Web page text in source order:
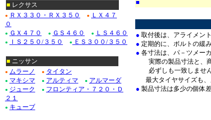
■
● 取付後は、アライメン
● 定期的に、ボルトの緩
● 各寸法は、パ－ツメー
実際の製品寸法と、商
必ずしも一致しません
最大タイヤサイズも
● 製品寸法は多少の個体
■ レクサス
● ＲＸ３３０・ＲＸ３５０ ●
ＬＸ４７
０
● ＧＸ４７０ ● ＧＳ４６０ ● ＬＳ４６０
● ＩＳ２５０/３５０ ● ＥＳ３００/３５０
■ ニッサン
● ムラーノ ● タイタン
● マキシマ ● アルティマ ● アルマーダ
● ジューク ● フロンティア・７２０・Ｄ
２１
● キューブ